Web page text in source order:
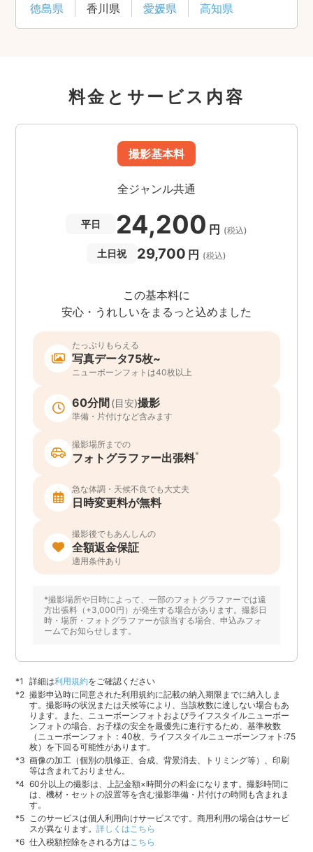
徳島県
香川県 愛媛県 高知県
料金とサービス内容
撮影基本料
全ジャンル共通
平日 24,200 円 (税込)
土日祝 29,700 円 (税込)
この基本料に
安心・うれしいをまるっと込めました
たっぷりもらえる
写真データ75枚~
ニューボーンフォトは40枚以上
60分間 (目安)撮影
準備・片付けなど含みます
撮影場所までの
フォトグラファー出張料*
急な体調・天候不良でも大丈夫
日時変更料が無料
撮影後でもあんしんの
全額返金保証
適用条件あり
*撮影場所や日時によって、一部のフォトグラファーでは遠
方出張料（+3,000円）が発生する場合があります。撮影日
時・場所・フォトグラファーが該当する場合、申込みフォ
ームでお知らせします。
詳細は利用規約をご確認ください
撮影申込時に同意された利用規約に記載の納入期限までに納入しま
す。撮影時の状況または天候等により、当該枚数に達しない場合もあ
ります。また、ニューボーンフォトおよびライフスタイルニューボー
ンフォトの場合、お子様の安全を最優先に進行するため、基準枚数
（ニューボーンフォト：40枚、ライフスタイルニューボーンフォト:75
枚）を下回る可能性があります。
画像の加工（個別の肌修正、合成、背景消去、トリミング等）、印刷
等は含まれておりません。
60分以上の撮影は、上記金額×時間分の料金になります。撮影時間に
は、機材・セットの設置等を含む撮影準備・片付けの時間も含まれま
す。
このサービスは個人利用向けサービスです。商用利用の場合はサービ
スが異なります。詳しくはこちら
仕入税額控除をされる方は こちら